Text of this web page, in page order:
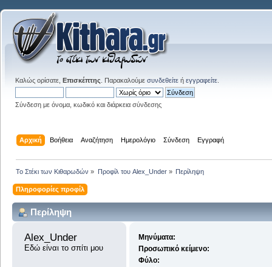
Καλώς ορίσατε, Επισκέπτης . Παρακαλούμε συνδεθείτε ή εγγραφείτε
Σύνδεση με όνομα, κωδικό και διάρκεια σύνδεσης
Αρχική Βοήθεια Αναζήτηση Ημερολόγιο Σύνδεση Εγγραφή
Το Στέκι των Κιθαρωδών » Προφίλ του Alex_Under» Περίληψη
Πληροφορίες προφίλ
Περίληψη
Alex_Under
Εδώ είναι το σπίτι μου
Μηνύματα:
Προσωπικό κείμενο:
Φύλο: